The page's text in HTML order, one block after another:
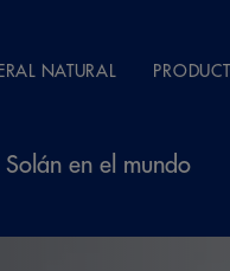
NATURAL
Solán en el mundo